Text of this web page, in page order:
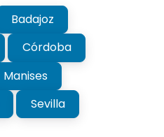
Badajoz
Córdoba
Manises
Sevilla